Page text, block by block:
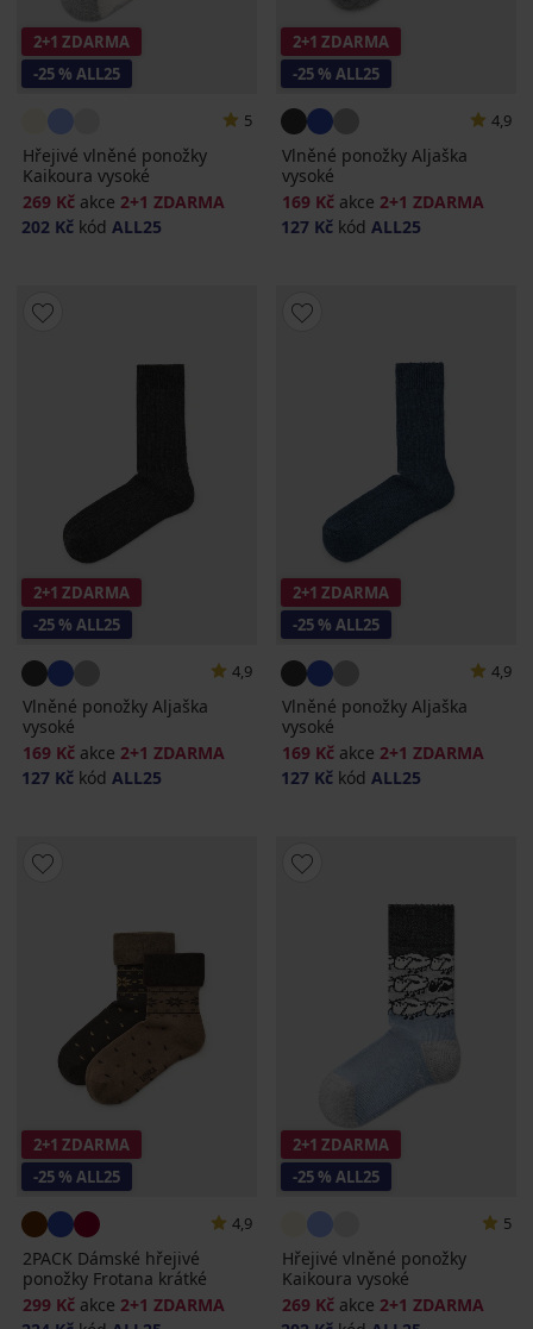
2+1 ZDARMA
-25 % ALL25
5
Hřejivé vlněné ponožky
Kaikoura vysoké
269 Kč akce 2+1 ZDARMA
202 Kč kód ALL25
2+1 ZDARMA
-25 % ALL25
4,9
Vlněné ponožky Aljaška
vysoké
169 Kč akce 2+1 ZDARMA
127 Kč kód ALL25
2+1 ZDARMA
-25 % ALL25
4,9
Vlněné ponožky Aljaška
vysoké
169 Kč akce 2+1 ZDARMA
127 Kč kód ALL25
2+1 ZDARMA
-25 % ALL25
4,9
Vlněné ponožky Aljaška
vysoké
169 Kč akce 2+1 ZDARMA
127 Kč kód ALL25
2+1 ZDARMA
-25 % ALL25
4,9
2PACK Dámské hřejivé
ponožky Frotana krátké
299 Kč akce 2+1 ZDARMA
2+1 ZDARMA
-25 % ALL25
5
Hřejivé vlněné ponožky
Kaikoura vysoké
269 Kč akce 2+1 ZDARMA